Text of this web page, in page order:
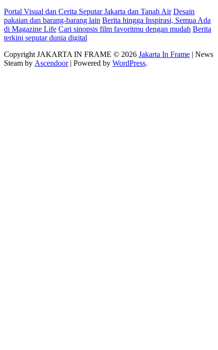
Portal Visual dan Cerita Seputar Jakarta dan Tanah Air Desain
pakaian dan barang-barang lain Berita hingga Inspirasi, Semua Ada
di Magazine Life Cari sinopsis film favoritmu dengan mudah Berita
terkini seputar dunia digital
Copyright JAKARTA IN FRAME © 2026 Jakarta In Frame | News
Steam by Ascendoor| Powered by WordPress.